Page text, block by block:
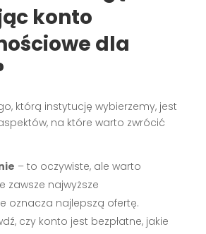
konto
dla
którą instytucję wybierzemy, jest
na które warto zwrócić
– to oczywiste, ale warto
zawsze najwyższe
oznacza najlepszą ofertę.
czy konto jest bezpłatne, jakie